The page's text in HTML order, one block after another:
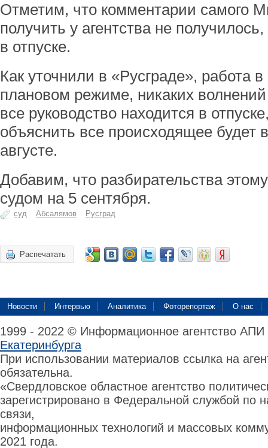
Отметим, что комментарии самого
получить у агентства не
в отпуске.
Как уточнили в «Русграде», работа
плановом режиме, никаких
все руководство находится в
объяснить все происходящее будет
августе.
Добавим, что разбирательства
судом на 5 сентября.
суд Абсалямов Русград
Распечатать
Новости Интервью Аналитика Фоторепортаж О нас
1999 - 2022 © Информационное агентство
Екатеринбурга
При использовании материалов ссылка на
обязательна.
«Свердловское областное агентство
зарегистрировано в Федеральной службой по
связи,
информационных технологий и массовых
2021 года.